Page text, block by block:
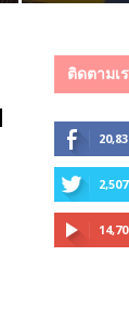
ติดตามเ
2,507